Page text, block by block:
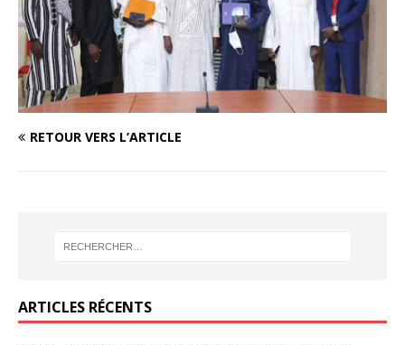
RETOUR VERS L’ARTICLE
ARTICLES RÉCENTS